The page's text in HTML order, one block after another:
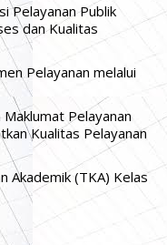
Pelayanan Publik
dan Kualitas
Pelayanan melalui
Pelayanan
Kualitas Pelayanan
Akademik (TKA) Kelas